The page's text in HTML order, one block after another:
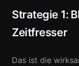
Strategie 1:
Zeitfresser
Das ist die